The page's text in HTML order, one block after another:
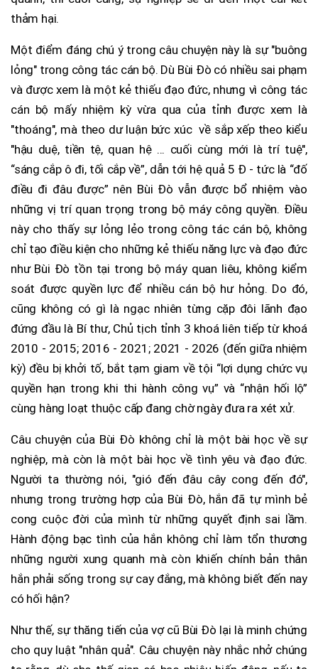
thảm hại.
Một điểm đáng chú ý trong câu chuyện này là sự "buông
lỏng" trong công tác cán bộ. Dù Bùi Đò có nhiều sai phạm
và được xem là một kẻ thiếu đạo đức, nhưng vì công tác
cán bộ mấy nhiệm kỳ vừa qua của tỉnh được xem là
"thoáng", mà theo dư luận bức xúc về sắp xếp theo kiểu
"hậu duệ, tiền tệ, quan hệ ... cuối cùng mới là trí tuệ",
“sáng cắp ô đi, tối cắp về”, dẫn tới hệ quả 5 Đ - tức là “đố
điều đi đâu được” nên Bùi Đò vẫn được bổ nhiệm vào
những vị trí quan trọng trong bộ máy công quyền. Điều
này cho thấy sự lỏng lẻo trong công tác cán bộ, không
chỉ tạo điều kiện cho những kẻ thiếu năng lực và đạo đức
như Bùi Đò tồn tại trong bộ máy quan liêu, không kiểm
soát được quyền lực để nhiều cán bộ hư hỏng. Do đó,
cũng không có gì là ngạc nhiên từng cặp đôi lãnh đạo
đứng đầu là Bí thư, Chủ tịch tỉnh 3 khoá liên tiếp từ khoá
2010 - 2015; 2016 - 2021; 2021 - 2026 (đến giữa nhiệm
kỳ) đều bị khởi tố, bắt tạm giam về tội “lợi dụng chức vụ
quyền hạn trong khi thi hành công vụ” và “nhận hối lộ”
cùng hàng loạt thuộc cấp đang chờ ngày đưa ra xét xử.
Câu chuyện của Bùi Đò không chỉ là một bài học về sự
nghiệp, mà còn là một bài học về tình yêu và đạo đức.
Người ta thường nói, "gió đến đâu cây cong đến đó",
nhưng trong trường hợp của Bùi Đò, hắn đã tự mình bẻ
cong cuộc đời của mình từ những quyết định sai lầm.
Hành động bạc tình của hắn không chỉ làm tổn thương
những người xung quanh mà còn khiến chính bản thân
hắn phải sống trong sự cay đắng, mà không biết đến nay
có hối hận?
Như thế, sự thăng tiến của vợ cũ Bùi Đò lại là minh chứng
cho quy luật "nhân quả". Câu chuyện này nhắc nhở chúng